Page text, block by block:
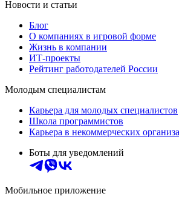
Новости и статьи
Блог
О компаниях в игровой форме
Жизнь в компании
ИТ-проекты
Рейтинг работодателей России
Молодым специалистам
Карьера для молодых специалистов
Школа программистов
Карьера в некоммерческих
Боты для уведомлений
Мобильное приложение